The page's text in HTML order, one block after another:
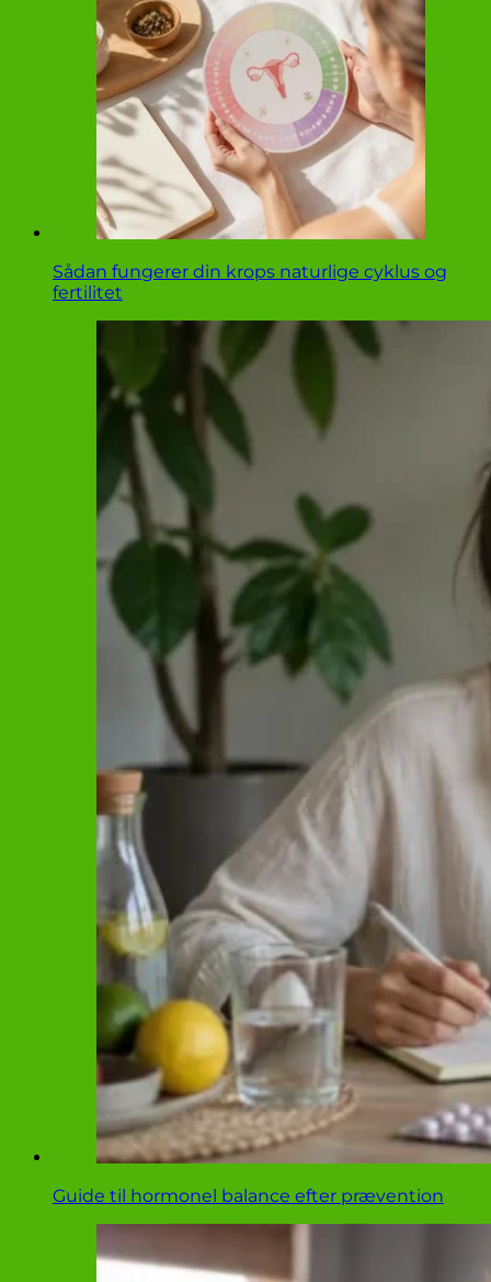
Sådan fungerer din krops naturlige cyklus og
fertilitet
Guide til hormonel balance efter prævention